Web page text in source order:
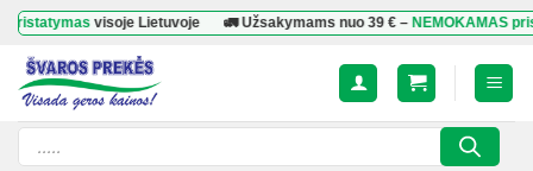
Skip
content
visoje Lietuvoje 🚛 Užsakymams nuo39 €–NEMOKAMAS
Products
search